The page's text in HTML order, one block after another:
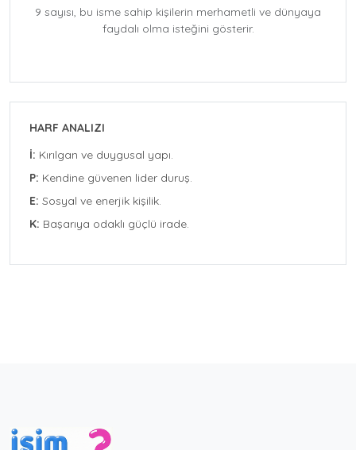
9 sayısı, bu isme sahip kişilerin merhametli ve dünyaya
faydalı olma isteğini gösterir.
HARF ANALIZI
İ: Kırılgan ve duygusal yapı.
P: Kendine güvenen lider duruş.
E: Sosyal ve enerjik kişilik.
K: Başarıya odaklı güçlü irade.